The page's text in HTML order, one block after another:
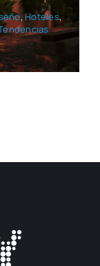
,Hote­les,